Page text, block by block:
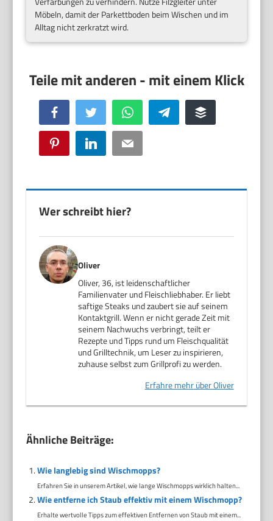
Möbeln, damit der Parkettboden beim Wischen und im
Alltag nicht zerkratzt wird.
Facebook Twitter WhatsApp Telegram Buffer
Pinterest LinkedIn Email
Wer schreibt hier?
Oliver
Oliver, 36, ist leidenschaftlicher
Familienvater und Fleischliebhaber. Er liebt
saftige Steaks und zaubert sie auf seinem
Kontaktgrill. Wenn er nicht gerade Zeit mit
seinem Nachwuchs verbringt, teilt er
Rezepte und Tipps rund um Fleischqualität
und Grilltechnik, um Leser zu inspirieren,
zuhause selbst zum Grillprofi zu werden.
Erfahre mehr über Oliver
Ähnliche Beiträge:
Wie langlebig sind Wischmopps?
Erfahren Sie in unserem Artikel, wie lange Wischmopps wirklich halten...
Wie entferne ich Staub effektiv mit einem Wischmopp?
Erhalte wertvolle Tipps zum effektiven Entfernen von Staub mit einem...